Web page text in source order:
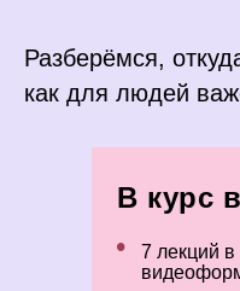
Разберёмся,
как для людей
В курс
•
7 лекций в